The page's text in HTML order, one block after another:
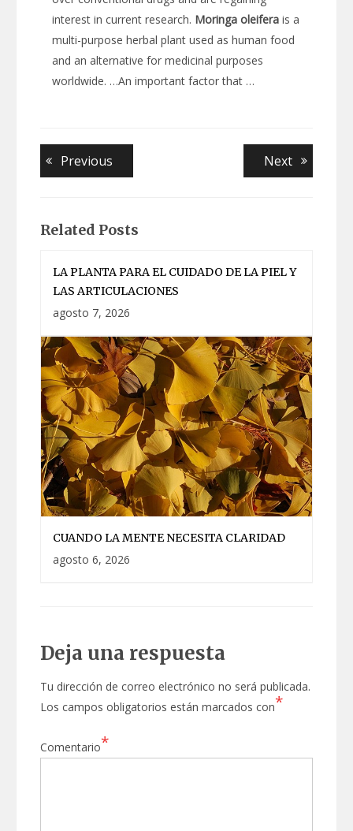
interest in current research. Moringa oleifera is a
multi-purpose herbal plant used as human food
and an alternative for medicinal purposes
worldwide. …An important factor that …
Navegación
de
Previous NextNext
Related Posts
LA PLANTA PARA EL CUIDADO DE LA PIEL Y
LAS ARTICULACIONES
agosto 7, 2026
CUANDO LA MENTE NECESITA CLARIDAD
agosto 6, 2026
Deja una respuesta
Tu dirección de correo electrónico no será publicada.
Los campos obligatorios están marcados con*
Comentario*